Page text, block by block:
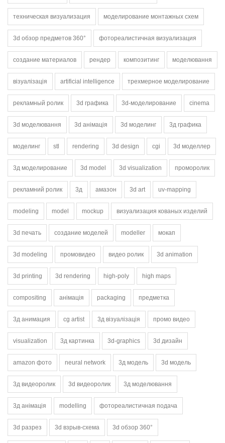
техническая визуализация моделирование монтажных схем
3d обзор предметов 360° фотореалистичная визуализация
создание материалов рендер композитинг моделювання
візуалізація artificial intelligence трехмерное моделирование
рекламный ролик 3d графика 3d-моделирование cinema
3d моделювання 3d анімація 3d моделинг 3д графика
моделинг stl rendering 3d design cgi 3d моделлер
3д моделирование 3d model 3d visualization проморолик
рекламний ролик 3д амазон 3d art uv-mapping
modeling model mockup визуализация кованых изделий
3d печать создание моделей modeller мокап
3d modeling промовидео видео ролик 3d animation
3d printing 3d rendering high-poly high maps
compositing анімація packaging предметка
3д анимация cg artist 3д візуалізація промо видео
visualization 3д картинка 3d-graphics 3d дизайн
amazon фото neural network 3д модель 3d модель
3д видеоролик 3d видеоролик 3д моделювання
3д анімація modelling фотореалистичная подача
3d разрез 3d взрыв-схема 3d обзор 360°